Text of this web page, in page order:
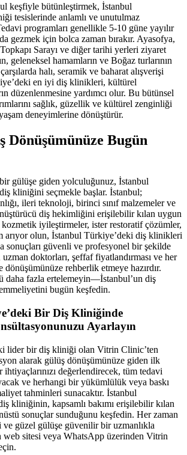
keşfiyle bütünleştirmek, İstanbul
tesislerinde anlamlı ve unutulmaz
programları genellikle 5-10 güne yayılır
gezmek için bolca zaman bırakır. Ayasofya,
Sarayı ve diğer tarihi yerleri ziyaret
geleneksel hamamların ve Boğaz turlarının
halı, seramik ve baharat alışverişi
en iyi diş klinikleri, kültürel
düzenlenmesine yardımcı olur. Bu bütünsel
sağlık, güzellik ve kültürel zenginliği
deneyimlerine dönüştürür.
Dönüşümünüze Bugün
gülüşe giden yolculuğunuz, İstanbul
kliniğini seçmekle başlar. İstanbul;
ileri teknoloji, birinci sınıf malzemeler ve
diş hekimliğini erişilebilir kılan uygun
iyileştirmeler, ister restoratif çözümler,
arıyor olun, İstanbul Türkiye’deki diş klinikleri
sonuçları güvenli ve profesyonel bir şekilde
uzman doktorları, şeffaf fiyatlandırması ve her
rehberlik etmeye hazırdır.
daha fazla ertelemeyin—İstanbul’un diş
bugün keşfedin.
Bir Diş Kliniğinde
Ayarlayın
lider bir diş kliniği olan Vitrin Clinic’ten
alarak gülüş dönüşümünüze giden ilk
ihtiyaçlarınızı değerlendirecek, tüm tedavi
ve herhangi bir yükümlülük veya baskı
tahminleri sunacaktır. İstanbul
kliniğinin, kapsamlı bakımı erişilebilir kılan
sonuçlar sunduğunu keşfedin. Her zaman
güzel gülüşe güvenilir bir uzmanlıkla
web sitesi veya WhatsApp üzerinden Vitrin